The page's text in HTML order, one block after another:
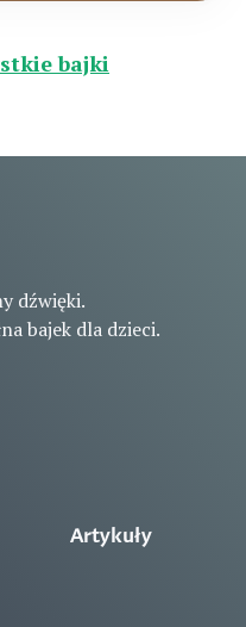
bajki
dźwięki.
bajek dla dzieci.
Artykuły